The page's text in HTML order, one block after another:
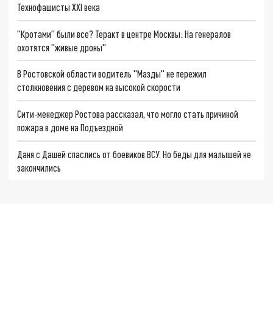
Технофашисты XXI века
"Кротами" были все? Теракт в центре Москвы: На генералов
охотятся "живые дроны"
В Ростовской области водитель "Мазды" не пережил
столкновения с деревом на высокой скорости
Сити-менеджер Ростова рассказал, что могло стать причиной
пожара в доме на Подъездной
Даня с Дашей спаслись от боевиков ВСУ. Но беды для малышей не
закончились